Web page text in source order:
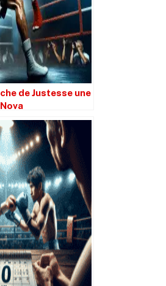
de Justesse une